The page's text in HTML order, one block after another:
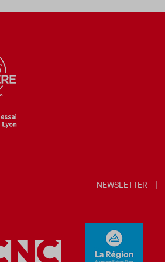
NEWSLETTER